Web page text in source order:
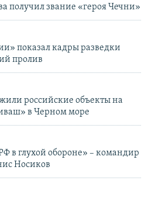
получил звание «героя Чечни»
показал кадры разведки
пролив
российские объекты на
в Черном море
в глухой обороне» – командир
Носиков